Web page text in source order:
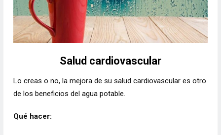
Salud cardiovascular
Lo creas o no, la mejora de su salud cardiovascular es otro
de los beneficios del agua potable.
Qué hacer: